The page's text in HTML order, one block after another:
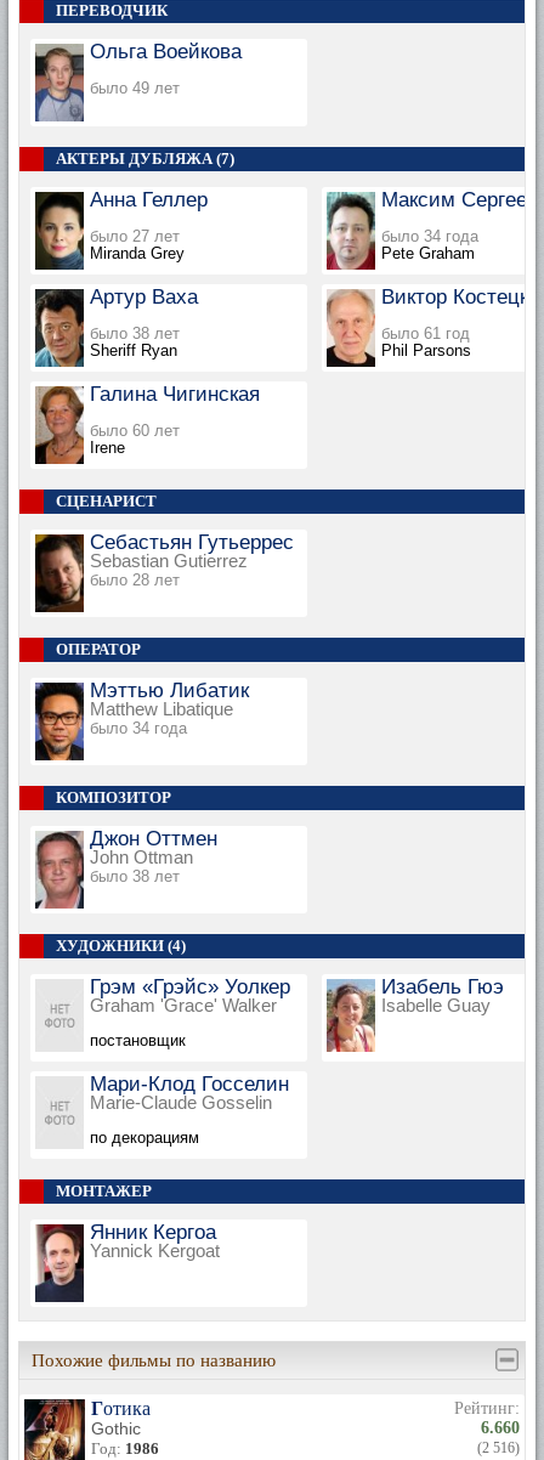
ПЕРЕВОДЧИК
Ольга Воейкова
было 49 лет
АКТЕРЫ ДУБЛЯЖА (7)
Анна Геллер
было 27 лет
Miranda Grey
Максим Сергеев
было 34 года
Pete Graham
Артур Ваха
было 38 лет
Sheriff Ryan
Виктор
было 61 год
Phil Parsons
Галина Чигинская
было 60 лет
Irene
СЦЕНАРИСТ
Себастьян Гутьеррес
Sebastian Gutierrez
было 28 лет
ОПЕРАТОР
Мэттью Либатик
Matthew Libatique
было 34 года
КОМПОЗИТОР
Джон Оттмен
John Ottman
было 38 лет
ХУДОЖНИКИ (4)
Грэм «Грэйс» Уолкер
Graham 'Grace' Walker
постановщик
Изабель Гюэ
Isabelle Guay
Мари-Клод Госселин
Marie-Claude Gosselin
по декорациям
МОНТАЖЕР
Янник Кергоа
Yannick Kergoat
Похожие фильмы по названию
Готика
Gothic
Год: 1986
Рейтинг:
6.660
(2 516)